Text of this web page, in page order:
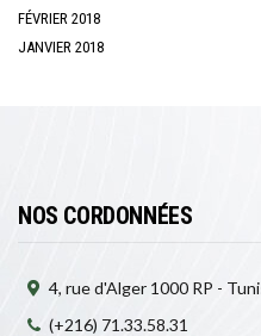
FÉVRIER 2018
JANVIER 2018
NOS CORDONNÉES
4, rue d'Alger 1000 RP -
(+216) 71.33.58.31